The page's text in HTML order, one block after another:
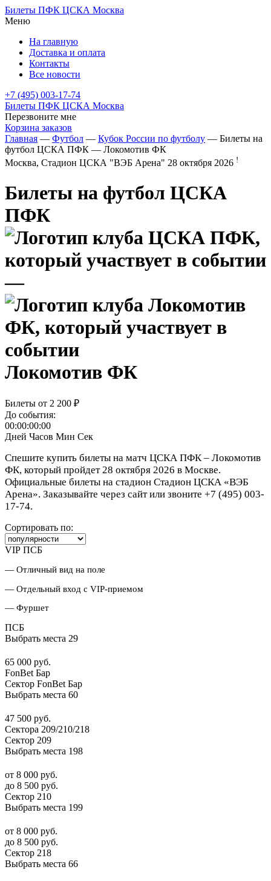
Билеты ПФК ЦСКА Москва
Меню
На главную
Доставка и оплата
Контакты
Все новости
+7 (495) 003-17-74
Билеты ПФК ЦСКА Москва
Перезвоните мне
Корзина заказов
Главная — Футбол — Кубок России по футболу — Билеты на
футбол ЦСКА ПФК — Локомотив ФК
Москва, Стадион ЦСКА "ВЭБ Арена" 28 октября 2026 !
Билеты на футбол ЦСКА
ПФК
—
Локомотив ФК
Билеты от 2 200 ₽
До события:
00:00:00:00
Дней Часов Мин Сек
Спешите купить билеты на матч ЦСКА ПФК – Локомотив
ФК, который пройдет 28 октября 2026 в Москве.
Официальные билеты на стадион Стадион ЦСКА «ВЭБ
Арена». Заказывайте через сайт или звоните +7 (495) 003-
17-74.
Сортировать по:
VIP ПСБ
— Отличный вид на поле
— Отдельный вход с VIP-приемом
— Фуршет
ПСБ
Выбрать места 29
65 000 руб.
FonBet Бар
Сектор FonBet Бар
Выбрать места 60
47 500 руб.
Сектора 209/210/218
Сектор 209
Выбрать места 198
от 8 000 руб.
до 8 500 руб.
Сектор 210
Выбрать места 199
от 8 000 руб.
до 8 500 руб.
Сектор 218
Выбрать места 66